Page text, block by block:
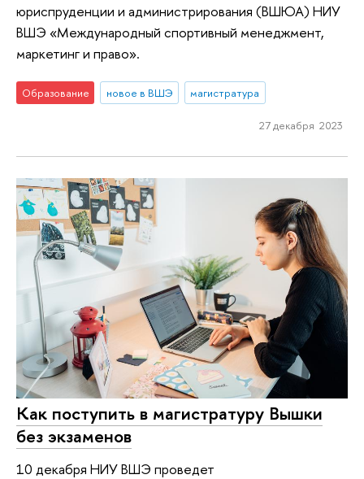
юриспруденции и администрирования (ВШЮА) НИУ
ВШЭ «Международный спортивный менеджмент,
маркетинг и право».
Образование новое в ВШЭ магистратура
27 декабря 2023
Как поступить в магистратуру Вышки
без экзаменов
10 декабря НИУ ВШЭ проведет